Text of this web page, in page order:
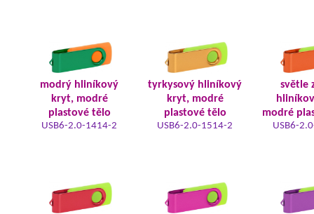
modrý hliníkový
kryt, modré
plastové tělo
USB6-2.0-1414-2
tyrkysový hliníkový
kryt, modré
plastové tělo
USB6-2.0-1514-2
světle
modré
USB6-